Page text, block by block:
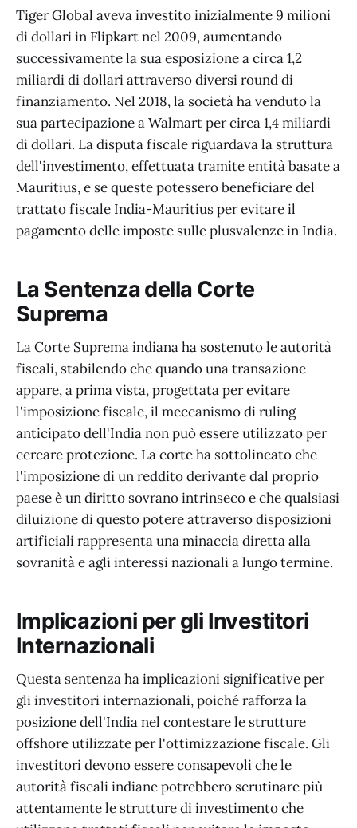
Tiger Global aveva investito inizialmente 9 milioni
di dollari in Flipkart nel 2009, aumentando
successivamente la sua esposizione a circa 1,2
miliardi di dollari attraverso diversi round di
finanziamento. Nel 2018, la società ha venduto la
sua partecipazione a Walmart per circa 1,4 miliardi
di dollari. La disputa fiscale riguardava la struttura
dell'investimento, effettuata tramite entità basate a
Mauritius, e se queste potessero beneficiare del
trattato fiscale India-Mauritius per evitare il
pagamento delle imposte sulle plusvalenze in India.
La Sentenza della Corte
Suprema
La Corte Suprema indiana ha sostenuto le autorità
fiscali, stabilendo che quando una transazione
appare, a prima vista, progettata per evitare
l'imposizione fiscale, il meccanismo di ruling
anticipato dell'India non può essere utilizzato per
cercare protezione. La corte ha sottolineato che
l'imposizione di un reddito derivante dal proprio
paese è un diritto sovrano intrinseco e che qualsiasi
diluizione di questo potere attraverso disposizioni
artificiali rappresenta una minaccia diretta alla
sovranità e agli interessi nazionali a lungo termine.
Implicazioni per gli Investitori
Internazionali
Questa sentenza ha implicazioni significative per
gli investitori internazionali, poiché rafforza la
posizione dell'India nel contestare le strutture
offshore utilizzate per l'ottimizzazione fiscale. Gli
investitori devono essere consapevoli che le
autorità fiscali indiane potrebbero scrutinare più
attentamente le strutture di investimento che